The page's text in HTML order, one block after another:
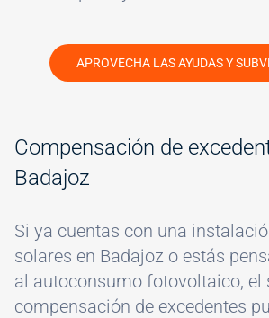
APROVECHA LAS AYUDAS Y
Compensación de
Badajoz
Si ya cuentas con una
solares en Badajoz o estás
al autoconsumo fotovoltaico, el
compensación de excedentes